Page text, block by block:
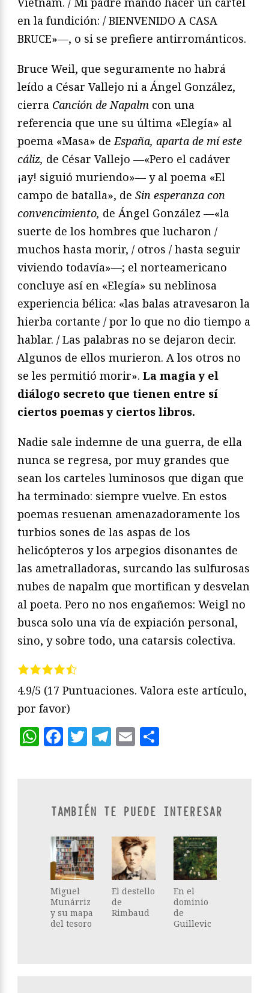
en la fundición: / BIENVENIDO A CASA
BRUCE»—, o si se prefiere antirrománticos.
Bruce Weil, que seguramente no habrá
leído a César Vallejo ni a Ángel González,
cierra Canción de Napalm con una
referencia que une su última «Elegía» al
poema «Masa» deEspaña, aparta de mí este
cáliz, de César Vallejo —«Pero el cadáver
¡ay! siguió muriendo»— y al poema «El
campo de batalla», de Sin esperanza con
convencimiento, de Ángel González —«la
suerte de los hombres que lucharon /
muchos hasta morir, / otros / hasta seguir
viviendo todavía»—; el norteamericano
concluye así en «Elegía» su neblinosa
experiencia bélica: «las balas atravesaron la
hierba cortante / por lo que no dio tiempo a
hablar. / Las palabras no se dejaron decir.
Algunos de ellos murieron. A los otros no
se les permitió morir». La magia y el
diálogo secreto que tienen entre sí
ciertos poemas y ciertos libros.
Nadie sale indemne de una guerra, de ella
nunca se regresa, por muy grandes que
sean los carteles luminosos que digan que
ha terminado: siempre vuelve. En estos
poemas resuenan amenazadoramente los
turbios sones de las aspas de los
helicópteros y los arpegios disonantes de
las ametralladoras, surcando las sulfurosas
nubes de napalm que mortifican y desvelan
al poeta. Pero no nos engañemos: Weigl no
busca solo una vía de expiación personal,
sino, y sobre todo, una catarsis colectiva.
4.9/5 (17 Puntuaciones. Valora este artículo,
por favor)
WhatsApp
Facebook
Twitter
Telegram
Email
TAMBIÉN TE PUEDE INTERESAR
Miguel
Munárriz
y su mapa
del tesoro
El destello
de
Rimbaud
En el
dominio
de
Guillevic